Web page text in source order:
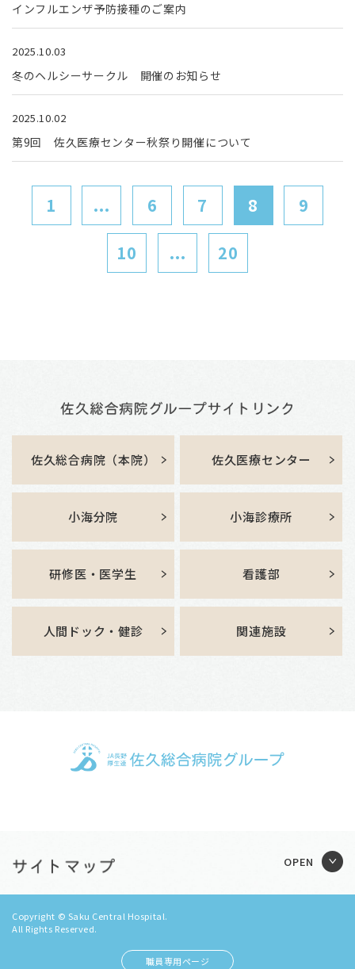
インフルエンザ予防接種のご案内
2025.10.03
冬のヘルシーサークル 開催のお知らせ
2025.10.02
第9回 佐久医療センター秋祭り開催について
1 ... 6 7 8 9
10 ... 20
佐久総合病院（本院） 佐久医療センター
小海分院 小海診療所
研修医・医学生 看護部
人間ドック・健診 関連施設
Copyright © Saku Central Hospital.
All Rights Reserved.
職員専用ページ